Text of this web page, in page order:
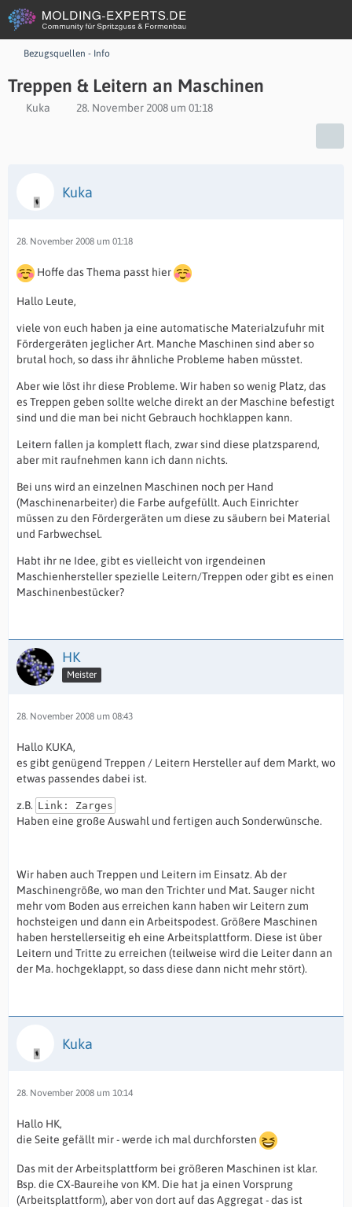
Bezugsquellen - Info
Treppen & Leitern an Maschinen
Kuka 28. November 2008 um 01:18
Kuka
28. November 2008 um 01:18
Hoffe das Thema passt hier
Hallo Leute,
viele von euch haben ja eine automatische Materialzufuhr mit
Fördergeräten jeglicher Art. Manche Maschinen sind aber so
brutal hoch, so dass ihr ähnliche Probleme haben müsstet.
Aber wie löst ihr diese Probleme. Wir haben so wenig Platz, das
es Treppen geben sollte welche direkt an der Maschine befestigt
sind und die man bei nicht Gebrauch hochklappen kann.
Leitern fallen ja komplett flach, zwar sind diese platzsparend,
aber mit raufnehmen kann ich dann nichts.
Bei uns wird an einzelnen Maschinen noch per Hand
(Maschinenarbeiter) die Farbe aufgefüllt. Auch Einrichter
müssen zu den Fördergeräten um diese zu säubern bei Material
und Farbwechsel.
Habt ihr ne Idee, gibt es vielleicht von irgendeinen
Maschienhersteller spezielle Leitern/Treppen oder gibt es einen
Maschinenbestücker?
HK
Meister
28. November 2008 um 08:43
Hallo KUKA,
es gibt genügend Treppen / Leitern Hersteller auf dem Markt, wo
etwas passendes dabei ist.
z.B. Link: Zarges
Haben eine große Auswahl und fertigen auch Sonderwünsche.
Wir haben auch Treppen und Leitern im Einsatz. Ab der
Maschinengröße, wo man den Trichter und Mat. Sauger nicht
mehr vom Boden aus erreichen kann haben wir Leitern zum
hochsteigen und dann ein Arbeitspodest. Größere Maschinen
haben herstellerseitig eh eine Arbeitsplattform. Diese ist über
Leitern und Tritte zu erreichen (teilweise wird die Leiter dann an
der Ma. hochgeklappt, so dass diese dann nicht mehr stört).
Kuka
28. November 2008 um 10:14
Hallo HK,
die Seite gefällt mir - werde ich mal durchforsten
Das mit der Arbeitsplattform bei größeren Maschinen ist klar.
Bsp. die CX-Baureihe von KM. Die hat ja einen Vorsprung
(Arbeitsplattform), aber von dort auf das Aggregat - das ist